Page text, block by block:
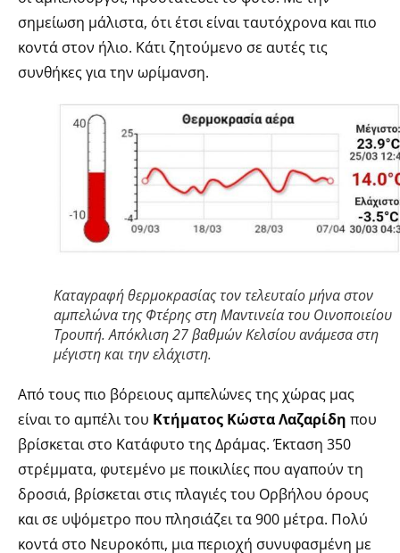
σημείωση μάλιστα, ότι έτσι είναι ταυτόχρονα και πιο
κοντά στον ήλιο. Κάτι ζητούμενο σε αυτές τις
συνθήκες για την ωρίμανση.
Καταγραφή θερμοκρασίας τον τελευταίο μήνα στον
αμπελώνα της Φτέρης στη Μαντινεία του Οινοποιείου
Τρουπή. Απόκλιση 27 βαθμών Κελσίου ανάμεσα στη
μέγιστη και την ελάχιστη.
Από τους πιο βόρειους αμπελώνες της χώρας μας
είναι το αμπέλι του Κτήματος Κώστα Λαζαρίδη που
βρίσκεται στο Κατάφυτο της Δράμας. Έκταση 350
στρέμματα, φυτεμένο με ποικιλίες που αγαπούν τη
δροσιά, βρίσκεται στις πλαγιές του Ορβήλου όρους
και σε υψόμετρο που πλησιάζει τα 900 μέτρα. Πολύ
κοντά στο Νευροκόπι, μια περιοχή συνυφασμένη με